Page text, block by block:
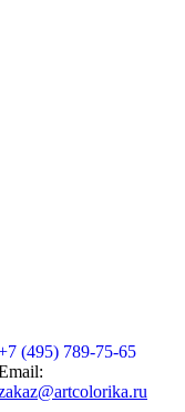
(495) 789-75-65